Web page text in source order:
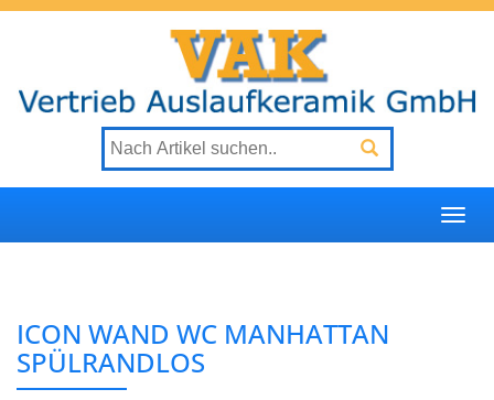
ICON WAND WC MANHATTAN
SPÜLRANDLOS